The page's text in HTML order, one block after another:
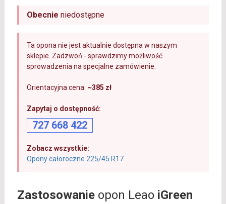
Obecnie niedostępne
Ta opona nie jest aktualnie dostępna w naszym
sklepie. Zadzwoń - sprawdzimy możliwość
sprowadzenia na specjalne zamówienie.
Orientacyjna cena: ~385 zł
Zapytaj o dostępność:
727 668 422
Zobacz wszystkie:
Opony całoroczne 225/45 R17
Zastosowanieopon Leao iGreen